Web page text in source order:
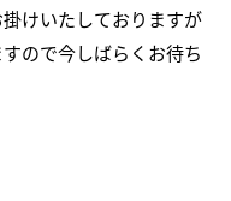
けいたしておりますが
ので今しばらくお待ち